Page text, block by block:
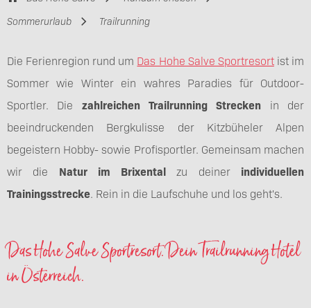
Sommerurlaub
Trailrunning
Die Ferienregion rund um Das Hohe Salve Sportresortist im
Sommer wie Winter ein wahres Paradies für Outdoor-
Sportler. Die zahlreichen Trailrunning Strecken in der
beeindruckenden Bergkulisse der Kitzbüheler Alpen
begeistern Hobby- sowie Profisportler. Gemeinsam machen
wir die Natur im Brixental zu deiner individuellen
Trainingsstrecke. Rein in die Laufschuhe und los geht's.
Das Hohe Salve Sportresort. Dein Trailrunning Hotel
in Österreich.